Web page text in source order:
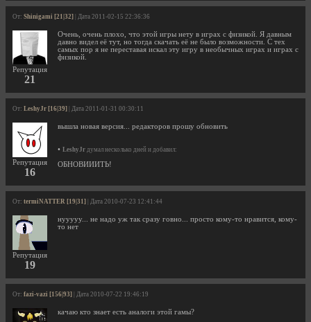
От: Shinigami [21|32] | Дата 2011-02-15 22:36:36
Репутация
21
Очень, очень плохо, что этой игры нету в играх с физикой. Я давным
давно видел её тут, но тогда скачать её не было возможности. С тех
самых пор я не переставая искал эту игру в необычных играх и играх с
физикой.
От: LeshyJr [16|39] | Дата 2011-01-31 00:30:11
Репутация
16
вышла новая версия... редакторов прошу обновить
• LeshyJr думал несколько дней и добавил:
ОБНОВИИИТЬ!
От: termiNATTER [19|31] | Дата 2010-07-23 12:41:44
Репутация
19
нууууу... не надо уж так сразу говно... просто кому-то нравится, кому-
то нет
От: fazi-vazi [156|93] | Дата 2010-07-22 19:46:19
качаю кто знает есть аналоги этой гамы?